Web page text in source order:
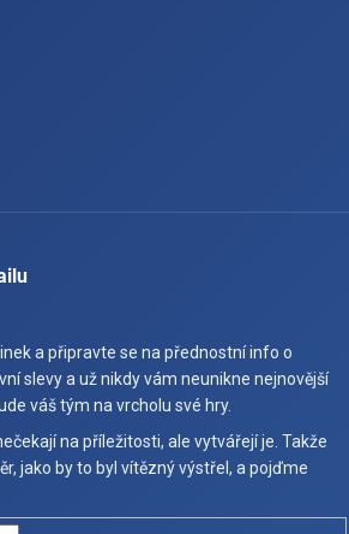
a připravte se na přednostní info o
slevy a už nikdy vám neunikne nejnovější
váš tým na vrcholu své hry.
na příležitosti, ale vytvářejí je. Takže
jako by to byl vítězný výstřel, a pojďme